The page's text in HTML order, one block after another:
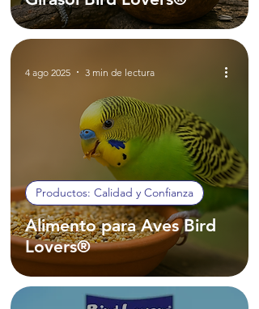
Alimento para Aves Bird
Lovers®
Productos: Calidad y Confianza
4 ago 2025 3 min de lectura